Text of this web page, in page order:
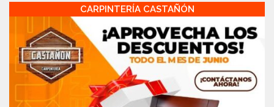
CARPINTERÍA CASTAÑÓN